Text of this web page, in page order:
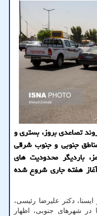
تصاعدی بروز، بستری و
جنوبی و جنوب شرقی
باردیگر محدودیت های
آغاز هفته جاری شروع شده
دکتر علیرضا رئیسی،
در شهرهای جنوبی، اظهار